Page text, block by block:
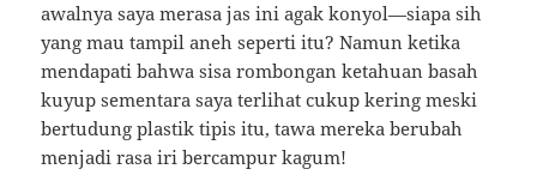
awalnya saya merasa jas ini agak konyol—siapa sih
yang mau tampil aneh seperti itu? Namun ketika
mendapati bahwa sisa rombongan ketahuan basah
kuyup sementara saya terlihat cukup kering meski
bertudung plastik tipis itu, tawa mereka berubah
menjadi rasa iri bercampur kagum!